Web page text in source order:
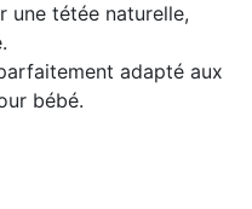
une tétée naturelle,
adapté aux
bébé.